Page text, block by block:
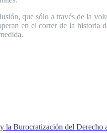
que sólo a través de la
en el correr de la
la Burocratización del Derecho